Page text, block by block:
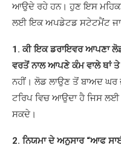
ਆਉਦੇ ਰਹੇ ਹਨ। ਹੁਣ ਇਸ
ਲਈ ਇਕ ਅਪਡੇਟਡ ਸਟੇਟਮੈਂਟ
1. ਕੀ ਇਕ ਡਰਾਇਵਰ ਆਪਣਾ
ਵਰਤੋਂ ਨਾਲ ਆਪਣੇ ਕੰਮ ਵਾਲੇ ਥਾਂ ਤੇ
ਨਹੀਂ। ਲੋਡ ਲਾਉਣ ਤੋਂ ਬਾਅਦ ਘਰ
ਟਰਿਪ ਵਿਚ ਆਉਦਾ ਹੈ ਜਿਸ
ਸਕਦੇ।
2. ਨਿਯਮਾ ਦੇ ਅਨੁਸਾਰ “ਆਫ